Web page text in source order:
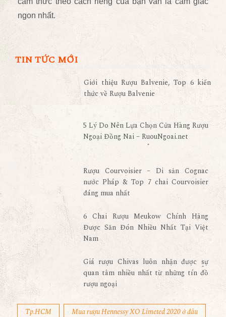
ngon nhất.
TIN TỨC MỚI
Giới thiệu Rượu Balvenie, Top 6 kiến
thức về Rượu Balvenie
5 Lý Do Nên Lựa Chọn Cửa Hàng Rượu
Ngoại Đồng Nai – RuouNgoai.net
Rượu Courvoisier – Di sản Cognac
nước Pháp & Top 7 chai Courvoisier
đáng mua nhất
6 Chai Rượu Meukow Chính Hãng
Được Săn Đón Nhiều Nhất Tại Việt
Nam
Giá rượu Chivas luôn nhận được sự
quan tâm nhiều nhất từ những tín đồ
rượu ngoại
Tp.HCM
Mua rượu Hennessy XO Limeted 2020 ở đâu